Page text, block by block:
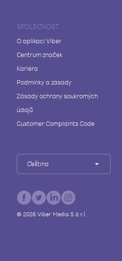
SPOLEČNOST
O aplikaci Viber
Centrum značek
Kariéra
Podmínky a zásady
Zásady ochrany soukromých
údajů
Customer Complaints Code
Čeština
© 2026Viber Media S.à r.l.